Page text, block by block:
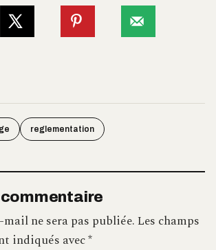
reglementation
ne sera pas publiée.Les champs
indiqués avec*